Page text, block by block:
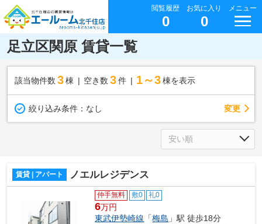
閲覧履歴
0
お気に入り
0
メニュー
足立区関原 賃貸一覧
該当物件数 3棟 空き数 3 件 1～3 棟を表示
絞り込み条件： なし 変更
賃貸 | アパート ノエルレジデンス
仲手無料 敷0 礼0
6万円
東武伊勢崎線 「梅島 」駅 徒歩18分